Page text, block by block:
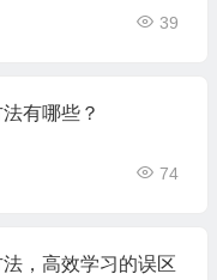
39
有哪些？
74
，高效学习的误区